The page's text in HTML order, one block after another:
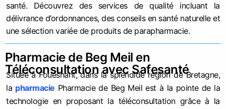
santé. Découvrez des services de qualité incluant la
délivrance d’ordonnances, des conseils en santé naturelle et
une sélection variée de produits de parapharmacie.
Pharmacie de Beg Meil en
Téléconsultation avec Safesanté
Située à Fouesnant, dans la splendide région de Bretagne,
la pharmacie Pharmacie de Beg Meil est à la pointe de la
technologie en proposant la téléconsultation grâce à la